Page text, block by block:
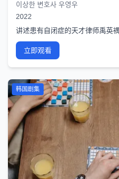
이상한 변호사 우영우
2022
讲述患有自闭症的天才律师禹英
立即观看
韩国剧集